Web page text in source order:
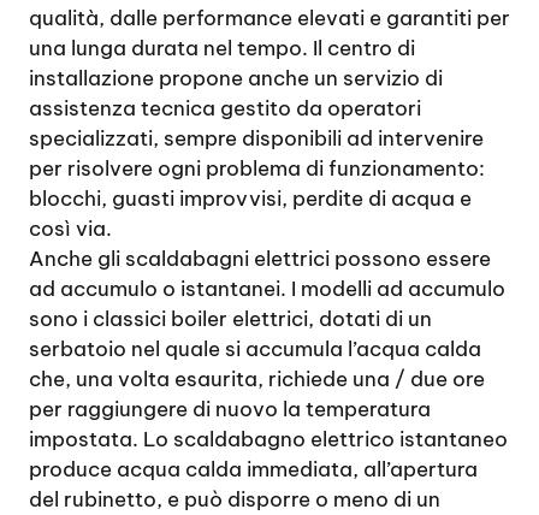
qualità, dalle performance elevati e garantiti per
una lunga durata nel tempo. Il centro di
installazione propone anche un servizio di
assistenza tecnica gestito da operatori
specializzati, sempre disponibili ad intervenire
per risolvere ogni problema di funzionamento:
blocchi, guasti improvvisi, perdite di acqua e
così via.
Anche gli scaldabagni elettrici possono essere
ad accumulo o istantanei. I modelli ad accumulo
sono i classici boiler elettrici, dotati di un
serbatoio nel quale si accumula l’acqua calda
che, una volta esaurita, richiede una / due ore
per raggiungere di nuovo la temperatura
impostata. Lo scaldabagno elettrico istantaneo
produce acqua calda immediata, all’apertura
del rubinetto, e può disporre o meno di un